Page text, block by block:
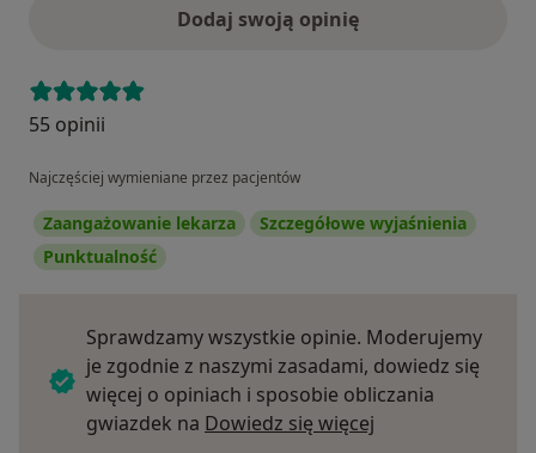
Dodaj swoją opinię
55 opinii
Najczęściej wymieniane przez pacjentów
Zaangażowanie lekarza
Szczegółowe wyjaśnienia
Punktualność
Sprawdzamy wszystkie opinie. Moderujemy
je zgodnie z naszymi zasadami, dowiedz się
więcej o opiniach i sposobie obliczania
gwiazdek na Dowiedz się więcej